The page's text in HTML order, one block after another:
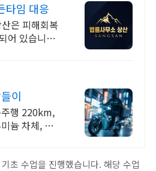
타임 대응
은 피해회복
어 있습니다.
이
행 220km,
늄 차체, 압
초 수업을 진행했습니다. 해당 수업